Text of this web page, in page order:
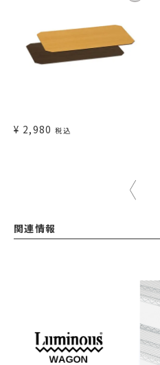
¥ 2,980 税込
関連情報